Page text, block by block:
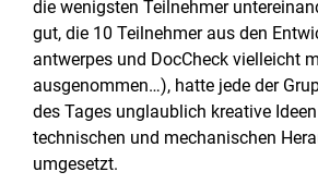
die wenigsten Teilnehmer
gut, die 10 Teilnehmer aus den
antwerpes und DocCheck vielleicht
ausgenommen…), hatte jede der
des Tages unglaublich kreative
technischen und mechanischen
umgesetzt.